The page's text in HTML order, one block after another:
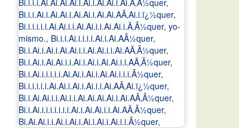
Bi.i.i.i.Ai.Ai.Ai.Ai.i.Ai.i.Ai.Ai.i.Ai.Ã‚Â½quer,
Bi.i.i.Ai.i.Ai.Ai.i.Ai.Ai.i.Ai.Ai.AÃ‚Ai.i.ï¿½quer,
Bi.i.i.i.i.i.Ai.Ai.i.i.Ai.Ai.i.i.Ai.Ai.i.Ã‚Â½quer, yo-
mismo., Bi.i.i.Ai.i.i.i.i.Ai.i.Ai.AÂ½quer,
Bi.i.Ai.i.Ai.i.Ai.Ai.i.i.Ai.Ai.i.i.Ai.AÃ‚Â½quer,
Bi.i.Ai.i.Ai.Ai.i.i.Ai.i.Ai.i.Ai.Ai.i.i.AÃ‚Â½quer,
Bi.i.Ai.i.i.i.i.i.Ai.Ai.i.Ai.i.Ai.Ai.i.i.i.Â½quer,
Bi.i.i.i.i.i.Ai.Ai.i.Ai.i.Ai.i.i.Ai.AÃ‚Ai.ï¿½quer,
Bi.i.Ai.Ai.i.i.Ai.i.i.Ai.Ai.Ai.Ai.i.Ai.AÃ‚Â½quer,
Bi.i.Ai.i.i.i.i.i.i.i.Ai.i.Ai.Ai.i.i.Ai.AÃ‚Â½quer,
Bi.Ai.Ai.i.i.Ai.i.Ai.i.Ai.i.Ai.i.Ai.i.i.Â½quer,